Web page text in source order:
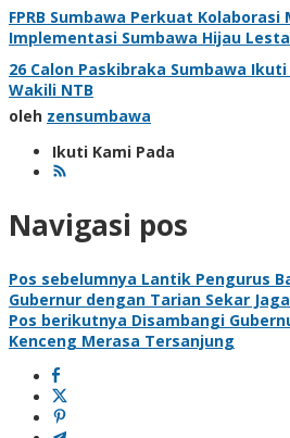
FPRB Sumbawa Perkuat
Implementasi Sumbawa Hijau
26 Calon Paskibraka Sumbawa
Wakili NTB
oleh zensumbawa
Ikuti Kami Pada
Navigasi pos
Pos sebelumnya Lantik Pengurus
Gubernur dengan Tarian Sekar
Pos berikutnya Disambangi
Kenceng Merasa Tersanjung